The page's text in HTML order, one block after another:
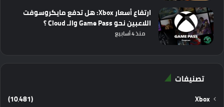
ارتفاع أسعار Xbox: هل تدفع مايكروسوفت
اللاعبين نحو Game Pass والـ Cloud ؟
منذ 4 أسابيع
تصنيفات
Xbox
(10٬481)